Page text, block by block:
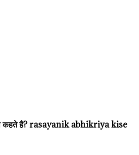
कहते है? rasayanik abhikriya kise